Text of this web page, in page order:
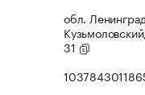
обл.
31